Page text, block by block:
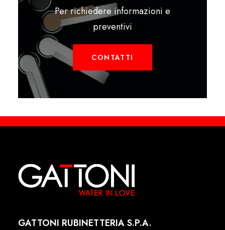
Per richiedere informazioni e
preventivi
CONTATTI
GATTONI RUBINETTERIA S.P.A.